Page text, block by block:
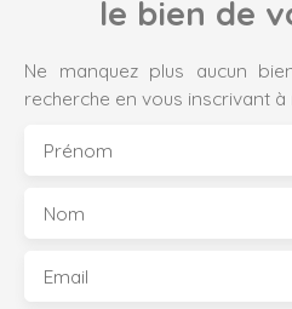
le bien de
Ne manquez plus aucun
recherche en vous inscrivant
Prénom
Nom
Email